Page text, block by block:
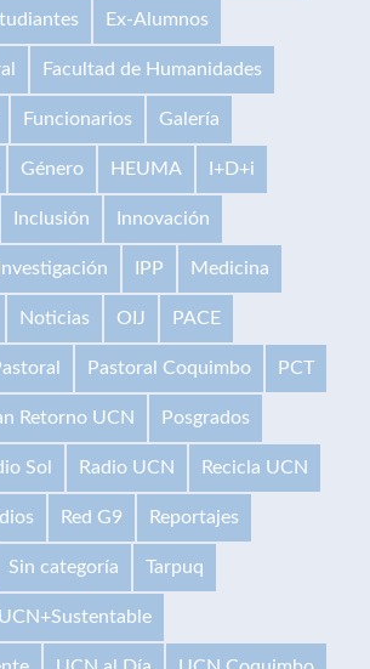
Ex-Alumnos
Facultad de Humanidades
Funcionarios Galería
Género HEUMA I+D+i
Inclusión Innovación
Investigación IPP Medicina
Noticias OIJ PACE
Pastoral Coquimbo PCT
Retorno UCN Posgrados
Sol Radio UCN Recicla UCN
Red G9 Reportajes
Sin categoría Tarpuq
UCN+Sustentable